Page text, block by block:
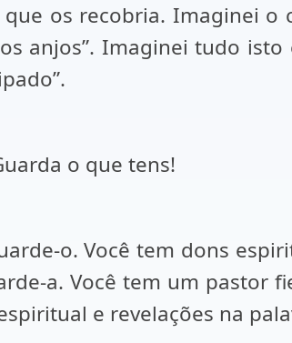
os recobria. Imaginei
anjos”. Imaginei tudo
o que tens!
o. Você tem dons
a. Você tem um pastor
e revelações na